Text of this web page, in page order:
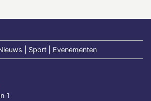
| Sport | Evenementen
1